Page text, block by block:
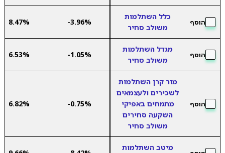
הוסף
כלל השתלמות
משולב סחיר
-3.96%
8.47%
הוסף
מגדל השתלמות
משולב סחיר
-1.05%
6.53%
הוסף
מור קרן השתלמות
לשכירים ולעצמאים
מתמחים באפיקי
השקעה סחירים
משולב סחיר
-0.75%
6.82%
מיטב השתלמות